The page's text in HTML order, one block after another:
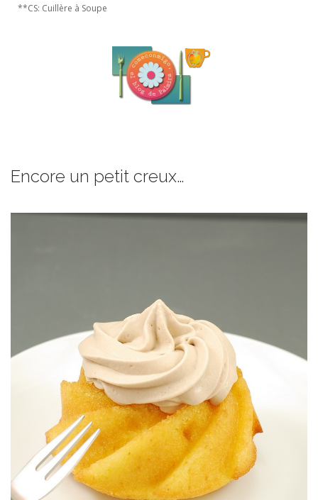
**CS: Cuillère à Soupe
Encore un petit creux…
BUNDTCAKE AGRUMES & GANACHE
MONTÉE CHOCOLAT AU LAIT
Joyeux Anniversaire!